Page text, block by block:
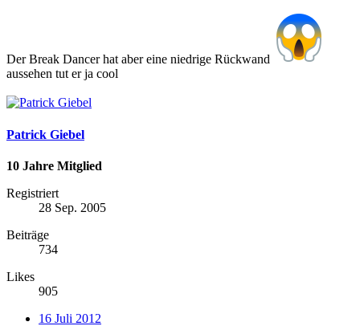
Der Break Dancer hat aber eine niedrige Rückwand
aussehen tut er ja cool
Patrick Giebel
10 Jahre Mitglied
Registriert
28 Sep. 2005
Beiträge
734
Likes
905
16 Juli 2012